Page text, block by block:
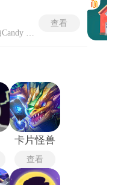
查看
卡片怪兽
查看